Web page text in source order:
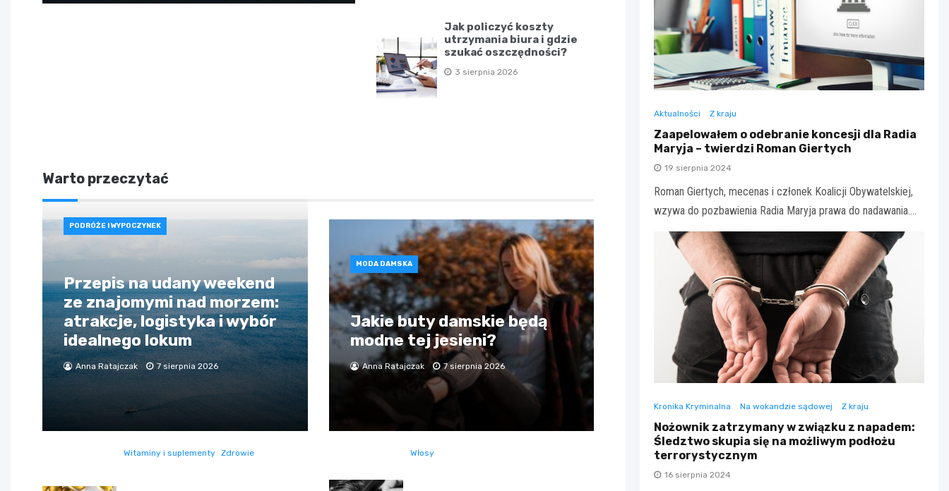
Jak policzyć koszty
utrzymania biura i gdzie
szukać oszczędności?
3 sierpnia 2026
Warto przeczytać
PODRÓŻE I WYPOCZYNEK
Przepis na udany weekend
ze znajomymi nad morzem:
atrakcje, logistyka i wybór
idealnego lokum
Anna Ratajczak 7 sierpnia 2026
MODA DAMSKA
Jakie buty damskie będą
modne tej jesieni?
Anna Ratajczak 7 sierpnia 2026
Witaminy i suplementy Zdrowie Włosy
Aktualności Z kraju
Zaapelowałem o odebranie koncesji dla Radia
Maryja – twierdzi Roman Giertych
19 sierpnia 2024
Roman Giertych, mecenas i członek Koalicji Obywatelskiej,
wzywa do pozbawienia Radia Maryja prawa do nadawania.…
Kronika Kryminalna Na wokandzie sądowej Z kraju
Nożownik zatrzymany w związku z napadem:
Śledztwo skupia się na możliwym podłożu
terrorystycznym
16 sierpnia 2024